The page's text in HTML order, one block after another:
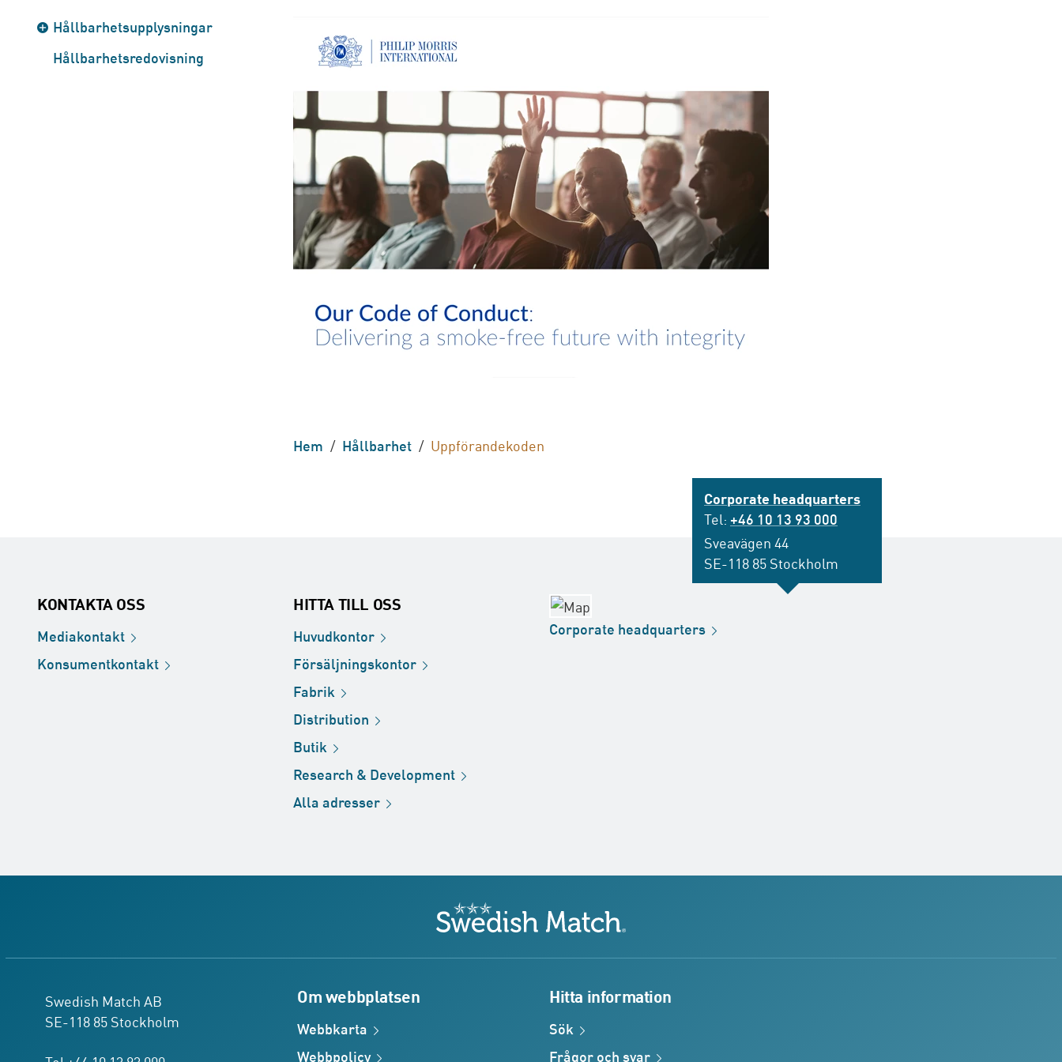
Hållbarhetsupplysningar
Hållbarhetsredovisning
Hem / Hållbarhet / Uppförandekoden
KONTAKTA OSS
Mediakontakt
Konsumentkontakt
HITTA TILL OSS
Huvudkontor
Försäljningskontor
Fabrik
Distribution
Butik
Research & Development
Allaadresser
Corporate headquarters
Tel: +46 10 13 93 000
Sveavägen 44
SE-118 85 Stockholm
Corporate headquarters
Swedish Match
Swedish Match AB
SE-118 85 Stockholm
Om webbplatsen
Webbkarta
Webbpolicy
Hitta information
Sök
Frågor ochsvar